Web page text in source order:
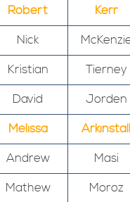
Robert Kerr
Nick
Kristian Tierney
David Jorden
Melissa Arkinstall
Andrew Masi
Mathew Moroz